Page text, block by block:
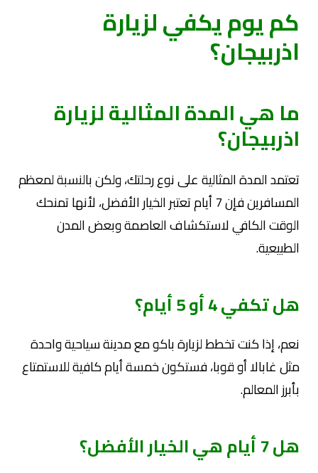
كم يوم يكفي لزيارة
اذربيجان؟
ما هي المدة المثالية لزيارة
اذربيجان؟
تعتمد المدة المثالية على نوع رحلتك، ولكن بالنسبة لمعظم
المسافرين فإن 7 أيام تعتبر الخيار الأفضل، لأنها تمنحك
الوقت الكافي لاستكشاف العاصمة وبعض المدن
الطبيعية.
هل تكفي 4 أو 5 أيام؟
نعم، إذا كنت تخطط لزيارة باكو مع مدينة سياحية واحدة
مثل غابالا أو قوبا، فستكون خمسة أيام كافية للاستمتاع
بأبرز المعالم.
هل 7 أيام هي الخيار الأفضل؟